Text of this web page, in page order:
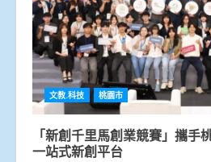
文教.科技 桃園市
「新創千里馬創業競賽」攜
一站式新創平台